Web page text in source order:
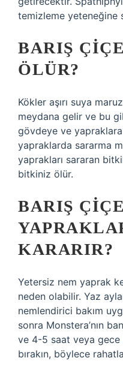
temizleme yeteneğine
BARIŞ
ÖLÜR?
Kökler aşırı suya
meydana gelir ve bu
gövdeye ve yapraklara
yapraklarda sararma
yaprakları sararan
bitkiniz ölür.
BARIŞ
KARARIR?
Yetersiz nem yaprak
neden olabilir. Yaz
nemlendirici bakım
sonra Monstera’nın
ve 4-5 saat veya gece
bırakın, böylece